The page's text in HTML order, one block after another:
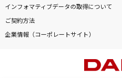
インフォマティブデータの取得について
ご契約方法
企業情報（コーポレートサイト）